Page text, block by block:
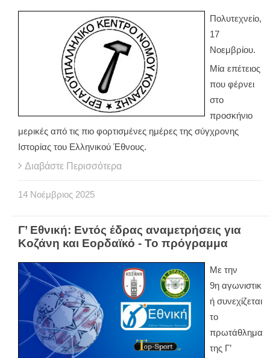
Πολυτεχνείο,
17
Νοεμβρίου.
Μία επέτειος
που φέρνει
στο
προσκήνιο
μερικές από τις πιο φορτισμένες ημέρες της σύγχρονης
Ιστορίας του Ελληνικού Έθνους.
Διαβάστε Περισσότερα
14 Νοέμβριος 2025
Γ’ Εθνική: Εντός έδρας αναμετρήσεις για
Κοζάνη και Εορδαϊκό - Το πρόγραμμα
Με την
9η αγωνιστικ
ή συνεχίζεται
το
πρωτάθλημα
της Γ’